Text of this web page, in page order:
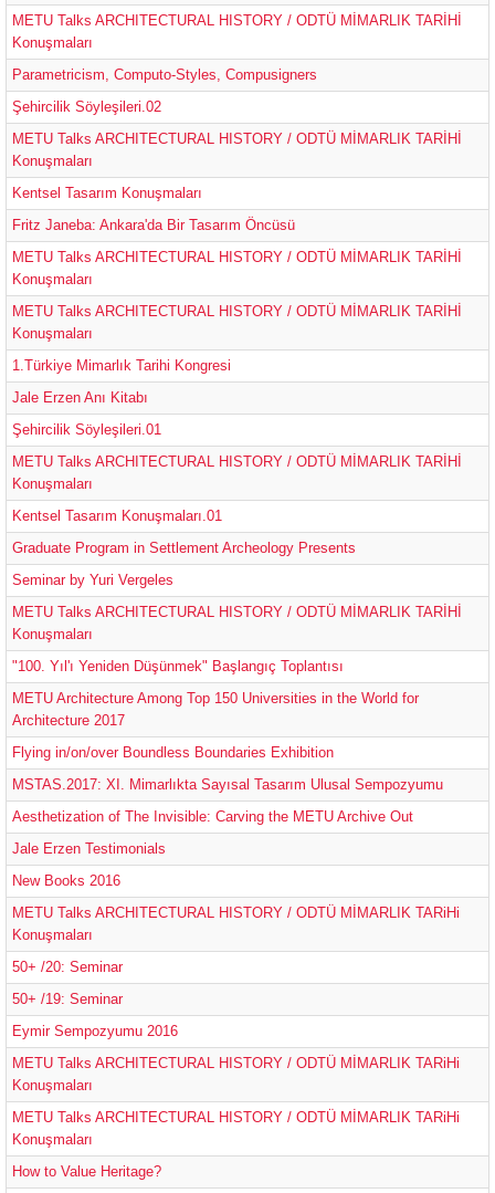
METU Talks ARCHITECTURAL HISTORY / ODTÜ MİMARLIK TARİHİ
Konuşmaları
Parametricism, Computo-Styles, Compusigners
Şehircilik Söyleşileri.02
METU Talks ARCHITECTURAL HISTORY / ODTÜ MİMARLIK TARİHİ
Konuşmaları
Kentsel Tasarım Konuşmaları
Fritz Janeba: Ankara'da Bir Tasarım Öncüsü
METU Talks ARCHITECTURAL HISTORY / ODTÜ MİMARLIK TARİHİ
Konuşmaları
METU Talks ARCHITECTURAL HISTORY / ODTÜ MİMARLIK TARİHİ
Konuşmaları
1.Türkiye Mimarlık Tarihi Kongresi
Jale Erzen Anı Kitabı
Şehircilik Söyleşileri.01
METU Talks ARCHITECTURAL HISTORY / ODTÜ MİMARLIK TARİHİ
Konuşmaları
Kentsel Tasarım Konuşmaları.01
Graduate Program in Settlement Archeology Presents
Seminar by Yuri Vergeles
METU Talks ARCHITECTURAL HISTORY / ODTÜ MİMARLIK TARİHİ
Konuşmaları
"100. Yıl'ı Yeniden Düşünmek" Başlangıç Toplantısı
METU Architecture Among Top 150 Universities in the World for
Architecture 2017
Flying in/on/over Boundless Boundaries Exhibition
MSTAS.2017: XI. Mimarlıkta Sayısal Tasarım Ulusal Sempozyumu
Aesthetization of The Invisible: Carving the METU Archive Out
Jale Erzen Testimonials
New Books 2016
METU Talks ARCHITECTURAL HISTORY / ODTÜ MİMARLIK TARiHi
Konuşmaları
50+ /20: Seminar
50+ /19: Seminar
Eymir Sempozyumu 2016
METU Talks ARCHITECTURAL HISTORY / ODTÜ MİMARLIK TARiHi
Konuşmaları
METU Talks ARCHITECTURAL HISTORY / ODTÜ MİMARLIK TARiHi
Konuşmaları
How to Value Heritage?